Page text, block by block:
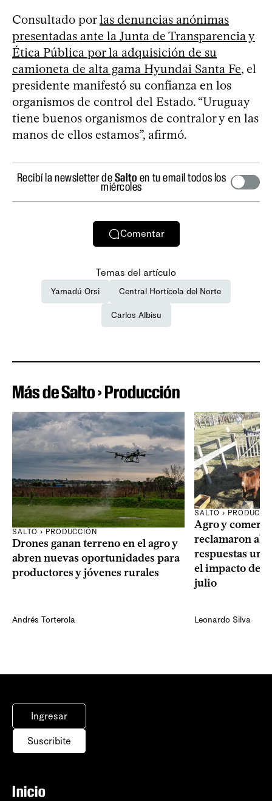
Consultado porlas denuncias anónimas
presentadas ante la Junta de Transparencia y
Ética Pública por la adquisición de su
camioneta de alta gama Hyundai Santa Fe, el
presidente manifestó su confianza en los
organismos de control del Estado. “Uruguay
tiene buenos organismos de contralor y en las
manos de ellos estamos”, afirmó.
Recibí la newsletter deSalto en tu email todos los
miércoles
Comentar
Temas del artículo
Yamadú Orsi Central Hortícola del Norte
Carlos Albisu
Más de Salto › Producción
SALTO › PRODUCCIÓN
Drones ganan terreno en el agro y
abren nuevas oportunidades para
productores y jóvenes rurales
Andrés Torterola
SALTO ›
Agro y
reclamaron al
respuestas
el impacto de
julio
Leonardo Silva
Ingresar
Suscribite
Inicio